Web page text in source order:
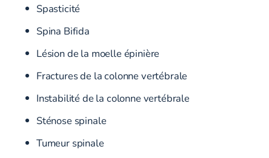
Spasticité
Spina Bifida
Lésion de la moelle épinière
Fractures de la colonne vertébrale
Instabilité de la colonne vertébrale
Sténose spinale
Tumeur spinale